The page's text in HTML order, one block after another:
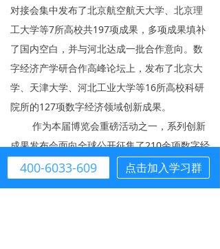
对接会集中发布了北京航空航天大学、北京理
工大学等7所高校共197项成果，多项成果填补
了国内空白，并与河北达成一批合作意向。数
字经济产学研合作高峰论坛上，发布了北京大
学、天津大学、河北工业大学等16所高校科研
院所的127项数字经济领域创新成果。
作为本届博览会重磅活动之一，系列创新
成果发布会面向全球公开征集了210余项数字经
济领域新技术、新产品、新模式、新场景和新
400-6033-609 点击加入学习群